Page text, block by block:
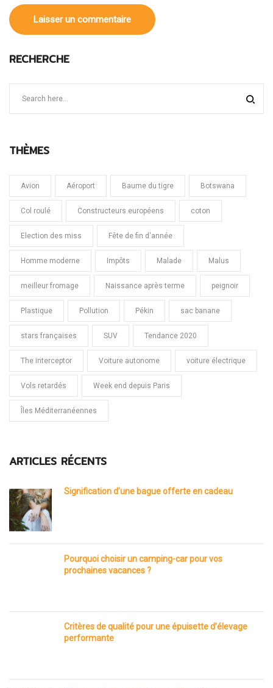
RECHERCHE
THÈMES
Avion Aéroport Baume du tigre Botswana
Col roulé Constructeurs européens coton
Election des miss Fête de fin d'année
Homme moderne Impôts Malade Malus
meilleur fromage Naissance après terme peignoir
Plastique Pollution Pékin sac banane
stars françaises SUV Tendance 2020
The interceptor Voiture autonome voiture électrique
Vols retardés Week end depuis Paris
Îles Méditerranéennes
ARTICLES RÉCENTS
Signification d’une bague offerte en cadeau
Pourquoi choisir un camping-car pour vos
prochaines vacances ?
Critères de qualité pour une épuisette d’élevage
performante